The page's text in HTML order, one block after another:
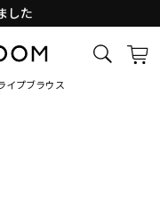
した
イプブラウス